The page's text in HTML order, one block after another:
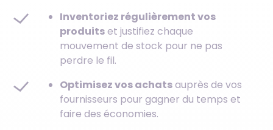
Inventoriez régulièrement vos
produitset justifiez chaque
mouvement de stock pour ne pas
perdre le fil.
Optimisez vos achatsauprès de vos
fournisseurs pour gagner du temps et
faire des économies.